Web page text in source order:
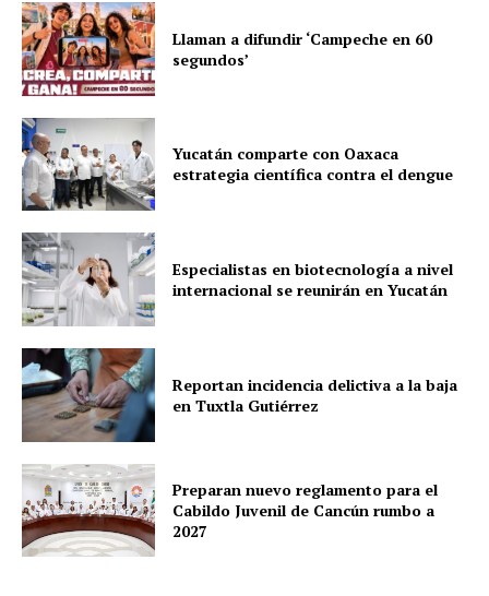
Llaman a difundir ‘Campeche en 60
segundos’
Yucatán comparte con Oaxaca
estrategia científica contra el dengue
Especialistas en biotecnología a nivel
internacional se reunirán en Yucatán
Reportan incidencia delictiva a la baja
en Tuxtla Gutiérrez
Preparan nuevo reglamento para el
Cabildo Juvenil de Cancún rumbo a
2027